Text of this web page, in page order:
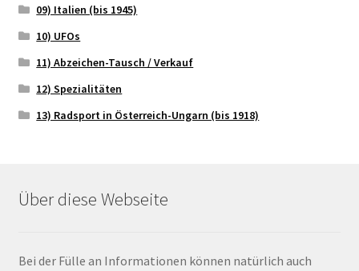
09) Italien (bis 1945)
10) UFOs
11) Abzeichen-Tausch / Verkauf
12) Spezialitäten
13) Radsport in Österreich-Ungarn (bis 1918)
Über diese Webseite
Bei der Fülle an Informationen können natürlich auch